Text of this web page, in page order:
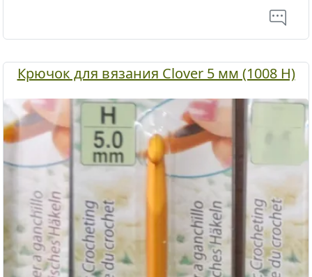
Крючок для вязания Clover 5 мм (1008 H)